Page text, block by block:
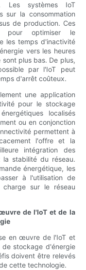
Les systèmes IoT
sur la consommation
de production. Ces
pour optimiser le
les temps d'inactivité
vers les heures
plus bas. De plus,
par l'IoT peut
d'arrêt coûteux.
une application
pour le stockage
localisés
ou en conjonction
permettent à
l'offre et la
intégration des
la stabilité du réseau.
énergétique, les
à l'utilisation de
charge sur le réseau
de l'IoT et de la
en œuvre de l'IoT et
stockage d'énergie
doivent être relevés
cette technologie.